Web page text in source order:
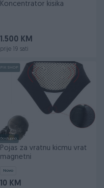
Koncentrator kisika
1.500 KM
prije 19 sati
PIK SHOP
Dostupno
Pojas za vratnu kicmu vrat
magnetni
Novo
10 KM